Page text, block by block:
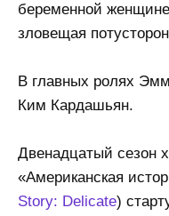
беременной
зловещая
В главных ролях
Ким Кардашьян.
Двенадцатый сезон
«Американская
Story: Delicate)